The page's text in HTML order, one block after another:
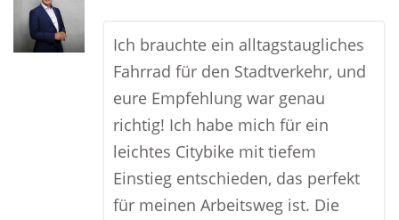
Ich brauchte ein alltagstaugliches
Fahrrad für den Stadtverkehr, und
eure Empfehlung war genau
richtig! Ich habe mich für ein
leichtes Citybike mit tiefem
Einstieg entschieden, das perfekt
für meinen Arbeitsweg ist. Die